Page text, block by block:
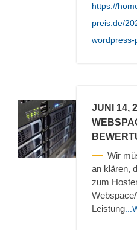
https://
preis.de/
wordpress-
JUNI 14,
Wir
an klären,
zum
Leistung